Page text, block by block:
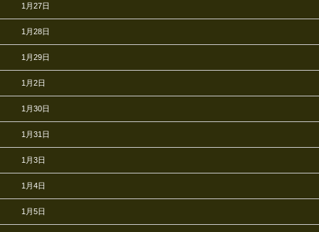
1月27日
1月28日
1月29日
1月2日
1月30日
1月31日
1月3日
1月4日
1月5日